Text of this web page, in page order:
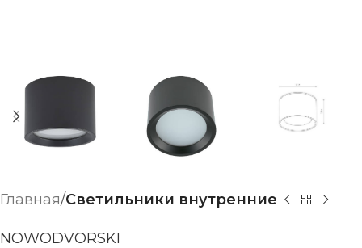
Главная Светильники внутренние
NOWODVORSKI